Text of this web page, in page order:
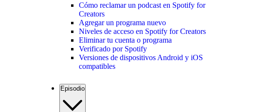
Cómo reclamar un podcast en Spotify for
Creators
Agregar un programa nuevo
Niveles de acceso en Spotify for Creators
Eliminar tu cuenta o programa
Verificado por Spotify
Versiones de dispositivos Android y iOS
compatibles
Episodio